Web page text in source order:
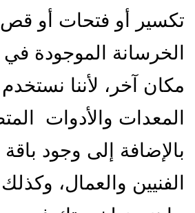
تكسير أو فتحات أو
الخرسانة الموجودة
مكان آخر، لأننا
المعدات والأدوات
بالإضافة إلى وجود
الفنيين والعمال،